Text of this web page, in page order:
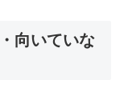
向いていな